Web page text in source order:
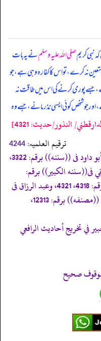
نبی کریمصلی اللہ علیہ وسلمنے یہ بات
نہ کرے، تو اس کا کفارہ وہی ہے، جو
جسے پوری کرنے کی اس میں طاقت نہ
جو شخص کوئی ایسی نذر مانے، جسے وہ
النذور/حدیث: 4321]
ترقیم العلمیہ: 4244
«موقوف صحيح، وأخرجه أبو داود فى ((سننه)) برقم: 3322،
برقم: 2128، والبيهقي فى((سننه الكبير)) برقم:
19972، 20133، والدارقطني فى ((سننه)) برقم: 4318، 4321، وعبد الرزاق فى
((مصنفه)) برقم: 15832، وابن أبى شيبة فى ((مصنفه)) برقم: 12313،
في تخريج أحاديث الرافعي
صحيح